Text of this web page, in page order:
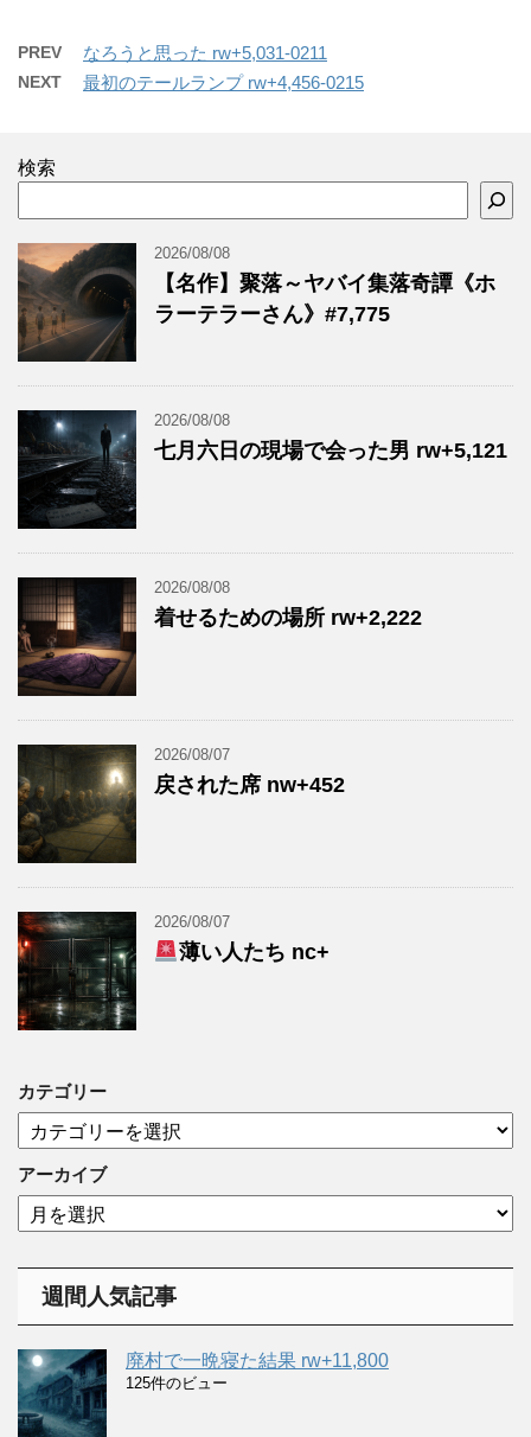
PREV なろうと思った rw+5,031-0211
NEXT 最初のテールランプ rw+4,456-0215
検索
2026/08/08
【名作】聚落～ヤバイ集落奇譚《ホ
ラーテラーさん》#7,775
2026/08/08
七月六日の現場で会った男 rw+5,121
2026/08/08
着せるための場所 rw+2,222
2026/08/07
戻された席 nw+452
2026/08/07
薄い人たち nc+
カテゴリー
テ
ゴ
リ
ー
アーカイブ
ア
ー
週間人気記事
廃村で一晩寝た結果 rw+11,800
125件のビュー